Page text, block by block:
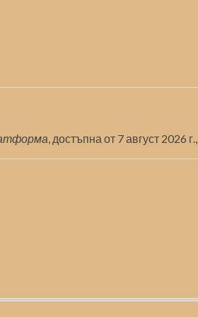
, достъпна от 7 август 2026 г.,